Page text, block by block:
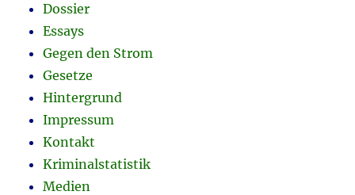
Dossier
Essays
Gegen den Strom
Gesetze
Hintergrund
Impressum
Kontakt
Kriminalstatistik
Medien